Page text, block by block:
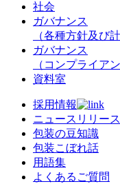
社会
ガバナンス
（各種方針及び計
ガバナンス
（コンプライア
資料室
採用情報
ニュースリリース
包装の豆知識
包装こぼれ話
用語集
よくあるご質問